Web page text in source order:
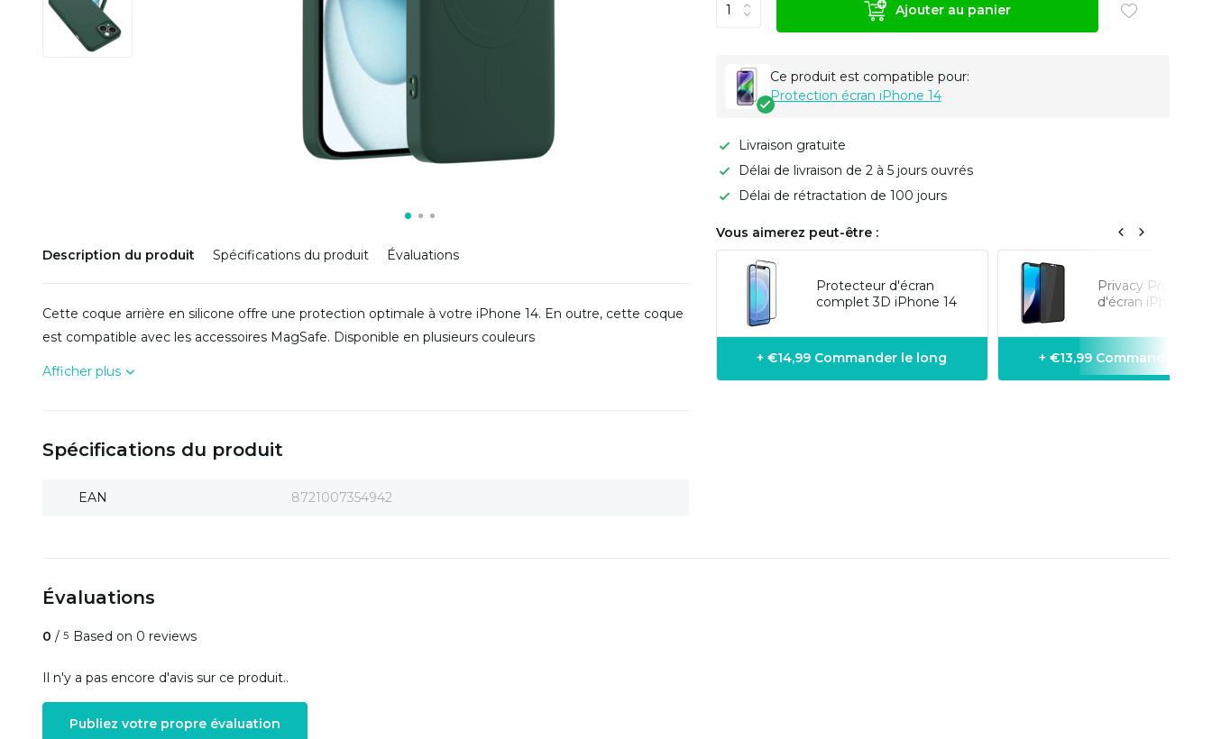
Description du produit Spécifications du produit Évaluations
Cette coque arrière en silicone offre une protection optimale à votre iPhone 14. En outre, cette coque
est compatible avec les accessoires MagSafe. Disponible en plusieurs couleurs
Afficher plus
Spécifications du produit
EAN 8721007354942
Ajouter au panier
Ce produit est compatible pour:
Protection écran iPhone 14
Livraison gratuite
Délai de livraison de 2 à 5 jours ouvrés
Délai de rétractation de 100 jours
Vous aimerez peut-être :
Protecteur d'écran
complet 3D iPhone 14
+ €14,99 Commander le long
Privacy
d'écran iPhone 14
+ €13,99 Commander le
Évaluations
0 / 5 Based on 0 reviews
Il n'y a pas encore d'avis sur ce produit..
Publiez votre propre évaluation